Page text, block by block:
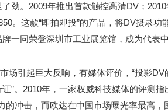
劲。2009年推出首款触控高清DV；
。这款“即拍即投”的产品，将DV摄录功
一同荣登深圳市工业展览馆，成为代表
场引起巨大反响，有媒体评价，“投影
”。2010年，一家权威科技媒体的评测
的冲击，而欧达在中国市场曝光率最高